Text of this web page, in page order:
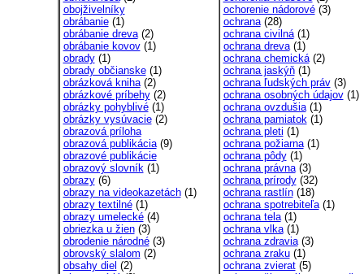
obojživelníky
obrábanie(1)
obrábanie dreva(2)
obrábanie kovov(1)
obrady(1)
obrady občianske(1)
obrázková kniha(2)
obrázkové príbehy(2)
obrázky pohyblivé(1)
obrázky vysúvacie(2)
obrazová príloha
obrazová publikácia(9)
obrazové publikácie
obrazový slovník(1)
obrazy(6)
obrazy na videokazetách(1)
obrazy textilné(1)
obrazy umelecké(4)
obriezka u žien(3)
obrodenie národné(3)
obrovský slalom (2)
obsahy diel (2)
ochorenie nádorové(3)
ochrana(28)
ochrana civilná(1)
ochrana dreva(1)
ochrana chemická(2)
ochrana jaskýň(1)
ochrana ľudských práv(3)
ochrana osobných údajov(1)
ochrana ovzdušia(1)
ochrana pamiatok(1)
ochrana pleti (1)
ochrana požiarna(1)
ochrana pôdy(1)
ochrana právna(3)
ochrana prírody(32)
ochrana rastlín(18)
ochrana spotrebiteľa(1)
ochrana tela(1)
ochrana vlka(1)
ochrana zdravia(3)
ochrana zraku(1)
ochrana zvierat(5)